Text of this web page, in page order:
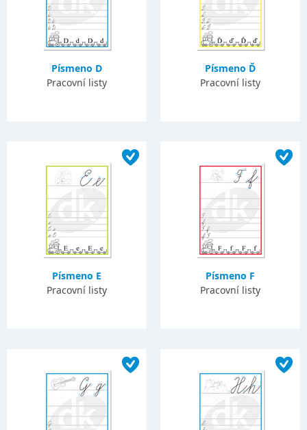
Písmeno D
Pracovní listy
Písmeno Ď
Pracovní listy
Písmeno E
Pracovní listy
Písmeno F
Pracovní listy